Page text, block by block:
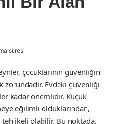
süresi
çocuklarının güvenliğini
Evdeki güvenliği
kadar önemlidir. Küçük
eğilimli olduklarından,
olabilir. Bu noktada,